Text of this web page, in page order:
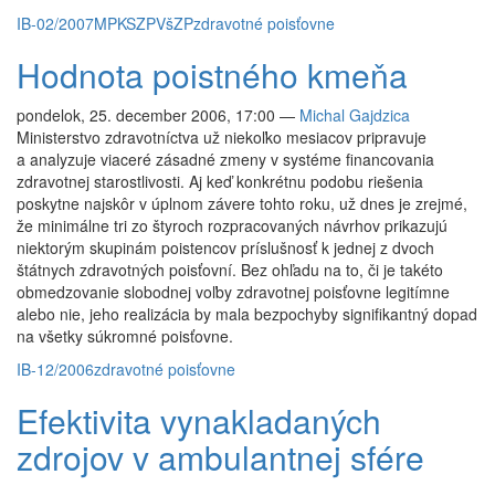
IB-02/2007MPKSZPVšZPzdravotné poisťovne
Hodnota poistného kmeňa
pondelok, 25. december 2006, 17:00 — Michal Gajdzica
Ministerstvo zdravotníctva už niekoľko mesiacov pripravuje
a analyzuje viaceré zásadné zmeny v systéme financovania
zdravotnej starostlivosti. Aj keď konkrétnu podobu riešenia
poskytne najskôr v úplnom závere tohto roku, už dnes je zrejmé,
že minimálne tri zo štyroch rozpracovaných návrhov prikazujú
niektorým skupinám poistencov príslušnosť k jednej z dvoch
štátnych zdravotných poisťovní. Bez ohľadu na to, či je takéto
obmedzovanie slobodnej voľby zdravotnej poisťovne legitímne
alebo nie, jeho realizácia by mala bezpochyby signifikantný dopad
na všetky súkromné poisťovne.
IB-12/2006zdravotné poisťovne
Efektivita vynakladaných
zdrojov v ambulantnej sfére